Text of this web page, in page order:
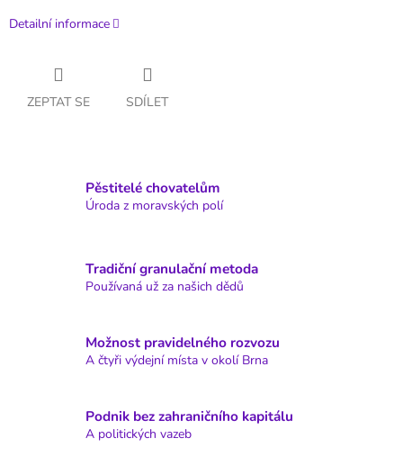
Detailní informace
ZEPTAT SE SDÍLET
Pěstitelé chovatelům
Úroda z moravských polí
Tradiční granulační metoda
Používaná už za našich dědů
Možnost pravidelného rozvozu
A čtyři výdejní místa v okolí Brna
Podnik bez zahraničního kapitálu
A politických vazeb